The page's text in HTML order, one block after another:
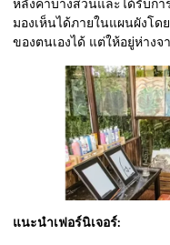
หลังคาบางส่วนและได้รับก
มองเห็นได้ภายในแผนผังโด
ของตนเองได้ แต่ให้อยู่ห่าง
แนะนำเฟอร์นิเจอร์: